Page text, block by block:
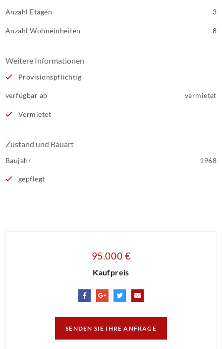
Anzahl Etagen 3
Anzahl Wohneinheiten 8
Weitere Informationen
Provisionspflichtig
verfügbar ab vermietet
Vermietet
Zustand und Bauart
Baujahr 1968
gepflegt
95.000 €
Kaufpreis
SENDEN SIE IHRE ANFRAGE